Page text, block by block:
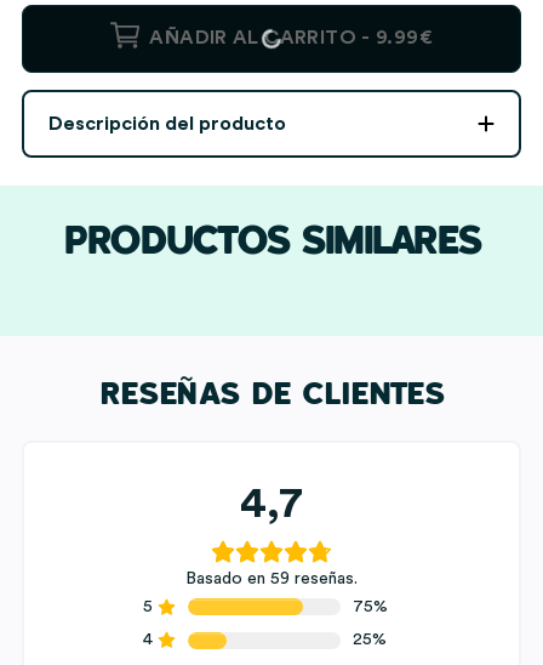
Taza
con
Texto
cantidad
AÑADIR AL CARRITO - 9.99€
Descripción del producto
PRODUCTOS SIMILARES
RESEÑAS DE CLIENTES
4,7
Basado en 59 reseñas.
5
75%
4
25%